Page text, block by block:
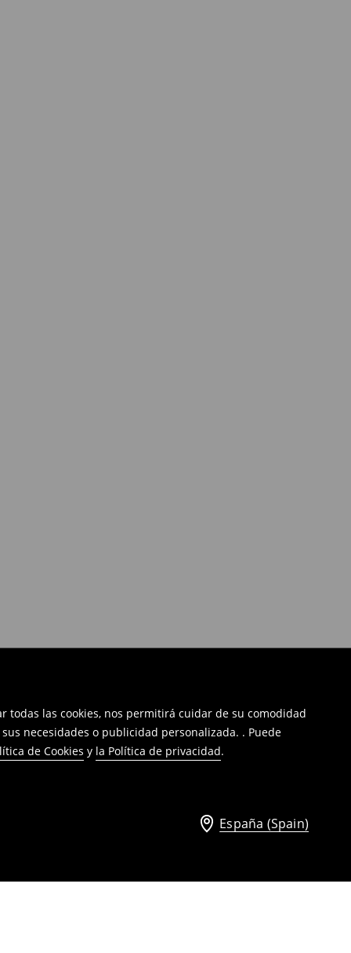
todas las cookies, nos permitirá cuidar de su comodidad
necesidades o publicidad personalizada. . Puede
de Cookies y la Política de privacidad.
España (Spain)